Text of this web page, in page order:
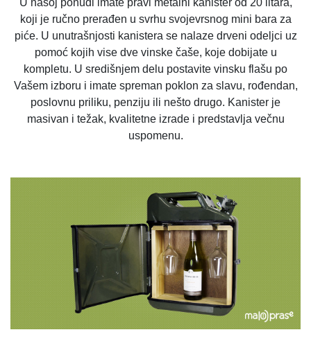
U našoj ponudi imate pravi metalni kanister od 20 litara,
koji je ručno prerađen u svrhu svojevrsnog mini bara za
piće. U unutrašnjosti kanistera se nalaze drveni odeljci uz
pomoć kojih vise dve vinske čaše, koje dobijate u
kompletu. U središnjem delu postavite vinsku flašu po
Vašem izboru i imate spreman poklon za slavu, rođendan,
poslovnu priliku, penziju ili nešto drugo. Kanister je
masivan i težak, kvalitetne izrade i predstavlja večnu
uspomenu.